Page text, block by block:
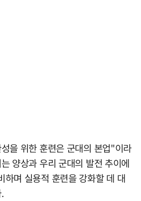
을 위한 훈련은 군대의 본업"이라
양상과 우리 군대의 발전 추이에
하며 실용적 훈련을 강화할 데 대